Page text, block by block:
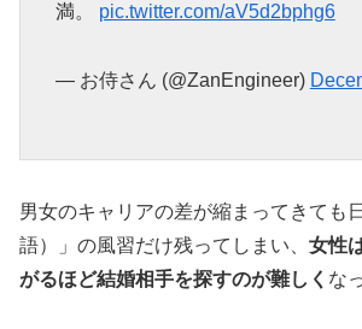
満。 pic.twitter.com/aV5d2bphg6
— お侍さん (@ZanEngineer)
男女のキャリアの差が縮まってきても
語）」の風習だけ残ってしまい、 女性
がるほど結婚相手を探すのが難しく な